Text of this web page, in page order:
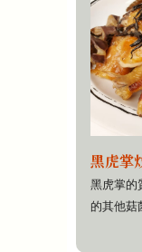
黑虎掌
黑虎掌的
的其他菇